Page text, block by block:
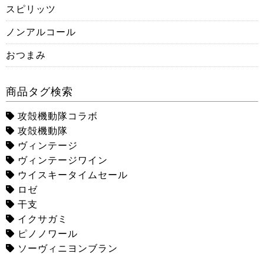
スピリッツ
ノンアルコール
おつまみ
商品タグ検索
攻殻機動隊コラボ
攻殻機動隊
ヴィンテージ
ヴィンテージワイン
ウイスキータイムセール
ロゼ
干支
イクサガミ
ピノノワール
ソーヴィニヨンブラン